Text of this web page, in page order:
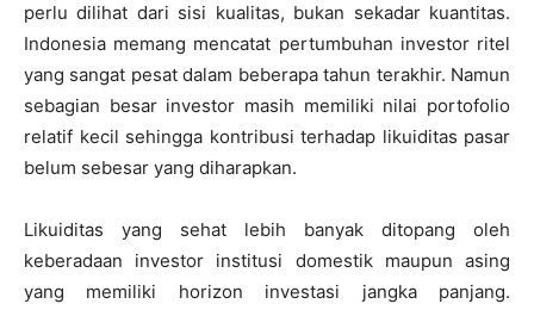
perlu dilihat dari sisi kualitas, bukan sekadar kuantitas.
Indonesia memang mencatat pertumbuhan investor ritel
yang sangat pesat dalam beberapa tahun terakhir. Namun
sebagian besar investor masih memiliki nilai portofolio
relatif kecil sehingga kontribusi terhadap likuiditas pasar
belum sebesar yang diharapkan.
Likuiditas yang sehat lebih banyak ditopang oleh
keberadaan investor institusi domestik maupun asing
yang memiliki horizon investasi jangka panjang.